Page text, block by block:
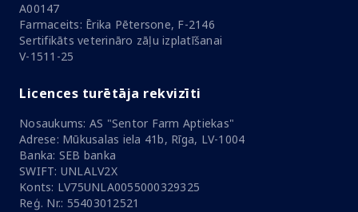
A00147
Farmaceits: Ērika Pētersone, F-2146
Sertifikāts veterināro zāļu izplatīšanai
V-1511-25
Licences turētāja rekvizīti
Nosaukums: AS "Sentor Farm Aptiekas"
Adrese: Mūkusalas iela 41b, Rīga, LV-1004
Banka: SEB banka
SWIFT: UNLALV2X
Konts: LV75UNLA0055000329325
Reģ. Nr.: 55403012521